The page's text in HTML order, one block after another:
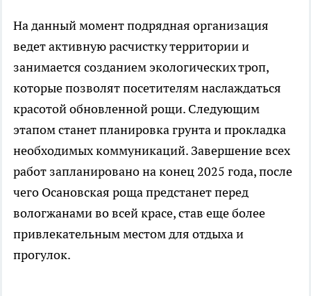
На данный момент подрядная организация
ведет активную расчистку территории и
занимается созданием экологических троп,
которые позволят посетителям наслаждаться
красотой обновленной рощи. Следующим
этапом станет планировка грунта и прокладка
необходимых коммуникаций. Завершение всех
работ запланировано на конец 2025 года, после
чего Осановская роща предстанет перед
вологжанами во всей красе, став еще более
привлекательным местом для отдыха и
прогулок.